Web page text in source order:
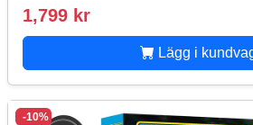
1,799 kr
Lägg i
-10%